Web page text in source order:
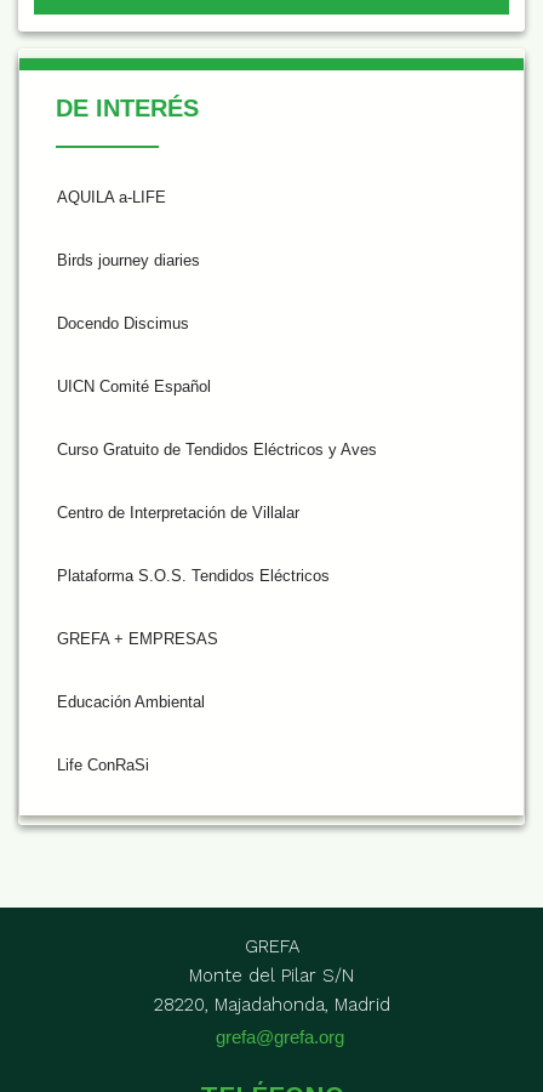
De Interés
DE INTERÉS
AQUILA a-LIFE
Birds journey diaries
Docendo Discimus
UICN Comité Español
Curso Gratuito de Tendidos Eléctricos y Aves
Centro de Interpretación de Villalar
Plataforma S.O.S. Tendidos Eléctricos
GREFA + EMPRESAS
Educación Ambiental
Life ConRaSi
GREFA
Monte del Pilar S/N
28220, Majadahonda, Madrid
grefa@grefa.org